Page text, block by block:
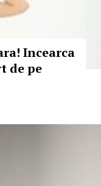
Incearca
de pe